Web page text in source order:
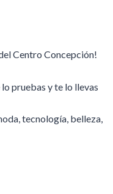
Centro Concepción!
pruebas y te lo llevas
tecnología, belleza,